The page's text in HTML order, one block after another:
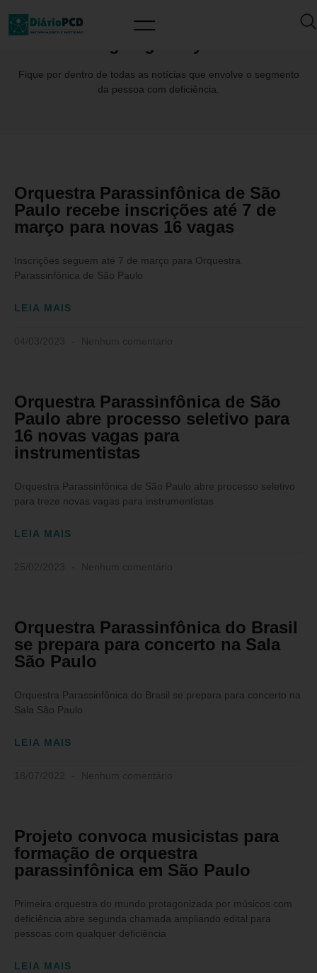
Fique por dentro de todas as notícias que envolve o segmento
da pessoa com deficiência.
Orquestra Parassinfônica de São
Paulo recebe inscrições até 7 de
março para novas 16 vagas
Inscrições seguem até 7 de março para Orquestra
Parassinfônica de São Paulo
LEIA MAIS
Orquestra Parassinfônica de São
Paulo abre processo seletivo para
16 novas vagas para
instrumentistas
Orquestra Parassinfônica de São Paulo abre processo seletivo
para treze novas vagas para instrumentistas
LEIA MAIS
Orquestra Parassinfônica do Brasil
se prepara para concerto na Sala
São Paulo
Orquestra Parassinfônica do Brasil se prepara para concerto na
Sala São Paulo
LEIA MAIS
Projeto convoca musicistas para
formação de orquestra
parassinfônica em São Paulo
Primeira orquestra do mundo protagonizada por músicos com
deficiência abre segunda chamada ampliando edital para
pessoas com qualquer deficiência
LEIA MAIS